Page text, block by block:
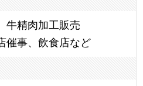
牛精肉加工販売
催事、飲食店など